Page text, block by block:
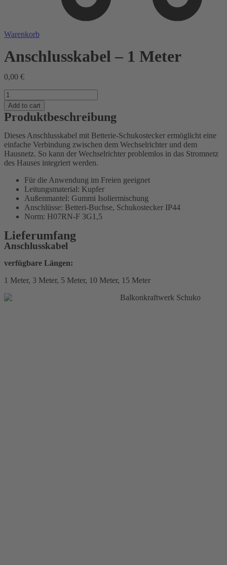
Warenkorb
Anschlusskabel – 1 Meter
0,00 €
Anschlusskabel
-
1
Meter
Add to cart
Produktbeschreibung
Dieses Anschlusskabel mit Betterie-Schukostecker ermöglicht eine
einfache Verbindung zwischen dem Wechselrichter und dem
Hausnetz. So kann der Wechselrichter problemlos in das Stromnetz
des Hauses integriert werden.
Für die Anwendung im Freien geeignet
Leitungsmaterial: Kupfer
Außenmantel: Gummi Isoliermischung
Anschlüsse: Betteri-Buchse, Schukostecker IP44
Norm: H07RN-F 3G1,5
Lieferumfang
Anschlusskabel
verfügbare Längen:
1 Meter, 3 Meter, 5 Meter, 10 Meter, 15 Meter